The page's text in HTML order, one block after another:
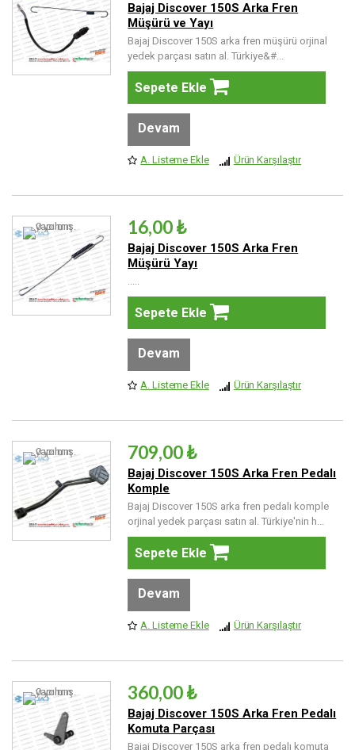
Bajaj Discover 150S Arka Fren
Müşürü ve Yayı
Bajaj Discover 150S arka fren müşürü orjinal
yedek parçası satın al. Türkiye&#...
Sepete Ekle
Devam
A. Listeme Ekle Ürün Karşılaştır
16,00 ₺
Bajaj Discover 150S Arka Fren
Müşürü Yayı
.....
Sepete Ekle
Devam
A. Listeme Ekle Ürün Karşılaştır
709,00 ₺
Bajaj Discover 150S Arka Fren Pedalı
Komple
Bajaj Discover 150S arka fren pedalı komple
orjinal yedek parçası satın al. Türkiye'nin h...
Sepete Ekle
Devam
A. Listeme Ekle Ürün Karşılaştır
360,00 ₺
Bajaj Discover 150S Arka Fren Pedalı
Komuta Parçası
Bajaj Discover 150S arka fren pedalı komuta